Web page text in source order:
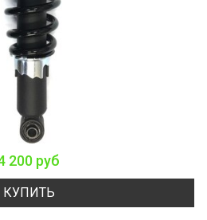
200 руб
КУПИТЬ